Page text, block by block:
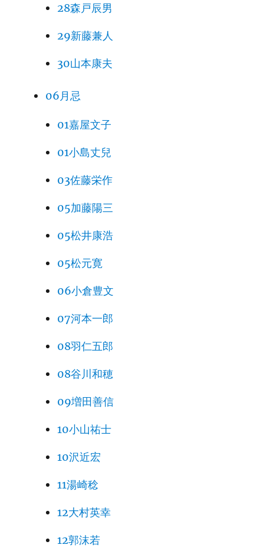
28森戸辰男
29新藤兼人
30山本康夫
06月忌
01嘉屋文子
01小島丈兒
03佐藤栄作
05加藤陽三
05松井康浩
05松元寛
06小倉豊文
07河本一郎
08羽仁五郎
08谷川和穂
09増田善信
10小山祐士
10沢近宏
11湯崎稔
12大村英幸
12郭沫若